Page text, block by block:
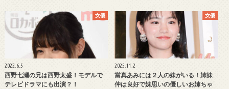
女優
2022.6.5
西野七瀬の兄は西野太盛！モデルで
テレビドラマにも出演？！
女優
2025.11.2
當真あみには２人の妹がいる！姉妹
仲は良好で妹思いの優しいお姉ちゃ